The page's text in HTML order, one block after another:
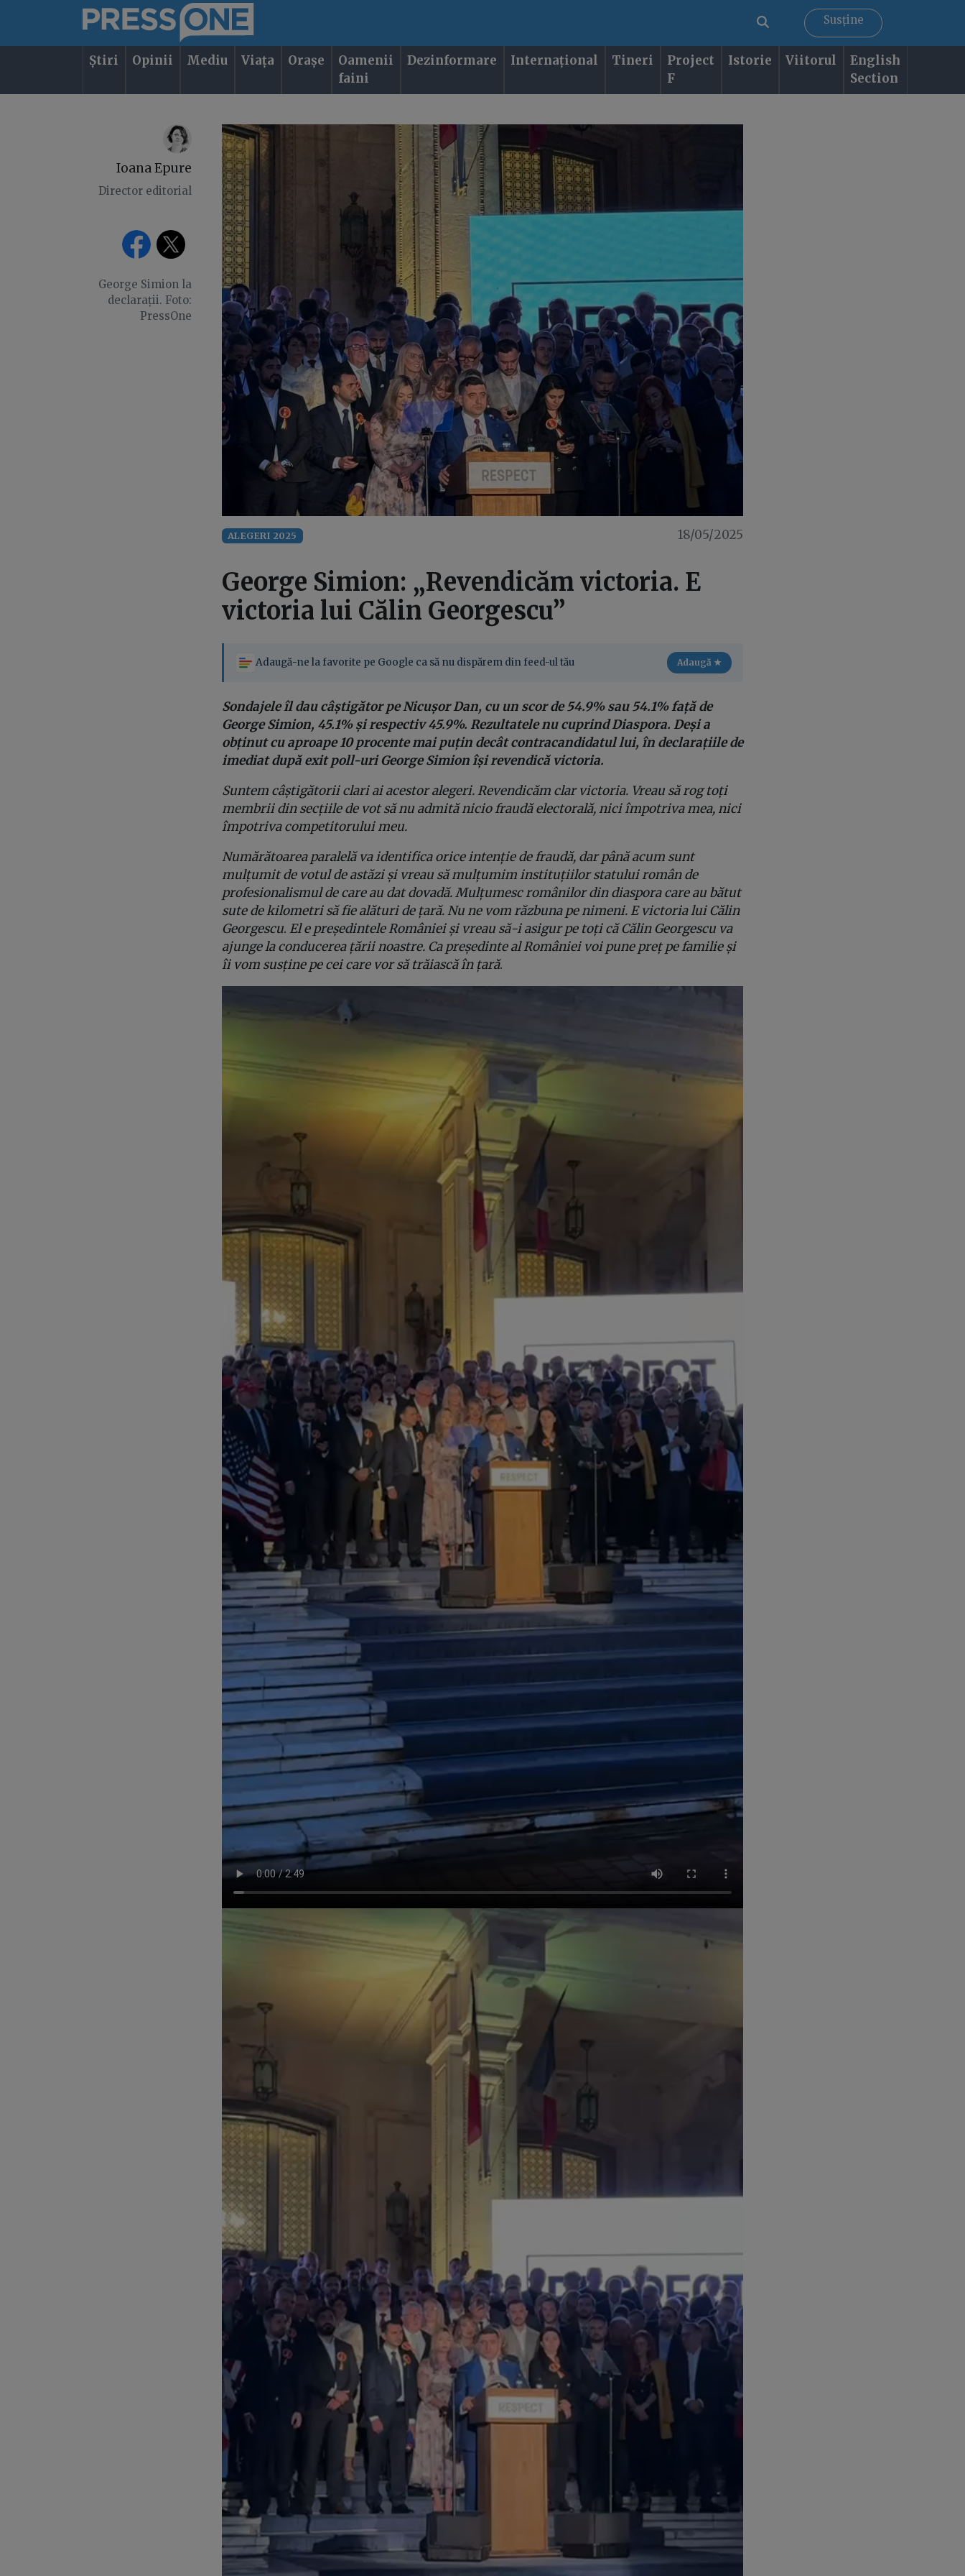
Susține
Știri Opinii Mediu Viața Orașe
Oamenii
faini
Dezinformare Internațional Tineri
Project
F
Istorie Viitorul
English
Section
Ioana Epure
Director editorial
George Simion la
declarații. Foto:
PressOne
ALEGERI 2025 18/05/2025
George Simion: „Revendicăm victoria. E
victoria lui Călin Georgescu”
Adaugă-ne la favorite pe Google ca să nu dispărem din feed-ul tău Adaugă ★
Sondajele îl dau câștigător pe Nicușor Dan, cu un scor de 54.9% sau 54.1% față de
George Simion, 45.1% și respectiv 45.9%. Rezultatele nu cuprind Diaspora. Deși a
obținut cu aproape 10 procente mai puțin decât contracandidatul lui, în declarațiile de
imediat după exit poll-uri George Simion își revendică victoria.
Suntem câștigătorii clari ai acestor alegeri. Revendicăm clar victoria. Vreau să rog toți
membrii din secțiile de vot să nu admită nicio fraudă electorală, nici împotriva mea, nici
împotriva competitorului meu.
Numărătoarea paralelă va identifica orice intenție de fraudă, dar până acum sunt
mulțumit de votul de astăzi și vreau să mulțumim instituțiilor statului român de
profesionalismul de care au dat dovadă. Mulțumesc românilor din diaspora care au bătut
sute de kilometri să fie alături de țară.Nu ne vom răzbuna pe nimeni. E victoria lui Călin
Georgescu. El e președintele României și vreau să-i asigur pe toți că Călin Georgescu va
ajunge la conducerea țării noastre. Ca președinte al României voi pune preț pe familie și
îi vom susține pe cei care vor să trăiască în țară.